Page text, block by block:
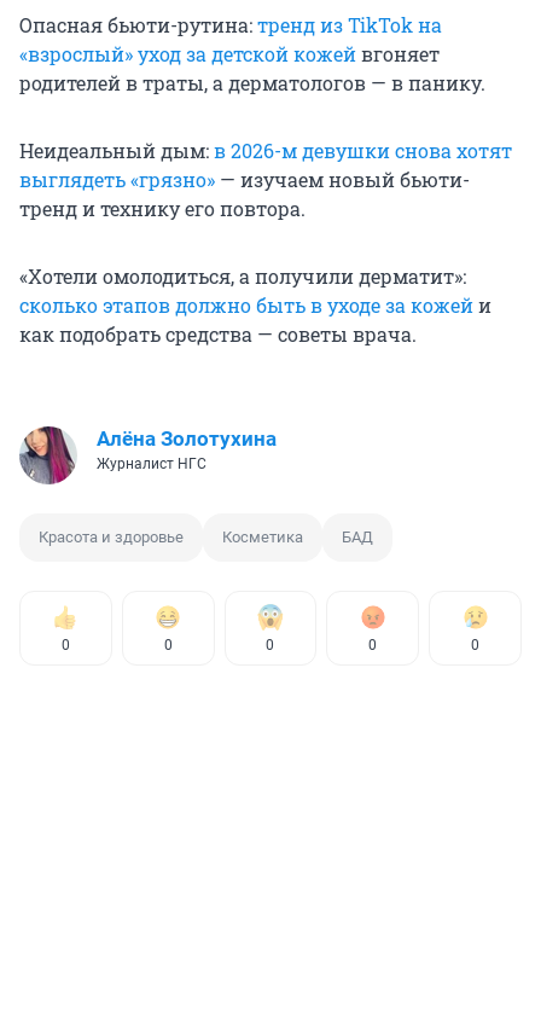
Опасная бьюти-рутина:тренд из TikTok на
«взрослый» уход за детской кожейвгоняет
родителей в траты, а дерматологов — в панику.
Неидеальный дым:в 2026-м девушки снова хотят
выглядеть «грязно» — изучаем новый бьюти-
тренд и технику его повтора.
«Хотели омолодиться, а получили дерматит»:
сколько этапов должно быть в уходе за кожейи
как подобрать средства — советы врача.
Алёна Золотухина
Журналист НГС
Красота и здоровье Косметика БАД
0 0 0 0 0